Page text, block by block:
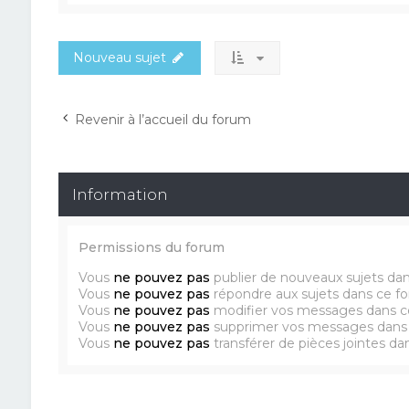
Nouveau sujet
Revenir à l’accueil du forum
Information
Permissions du forum
Vous ne pouvez pas publier de nouveaux sujets
Vous ne pouvez pas répondre aux sujets dans ce
Vous ne pouvez pas modifier vos messages dans
Vous ne pouvez pas supprimer vos messages
Vous ne pouvez pas transférer de pièces jointes